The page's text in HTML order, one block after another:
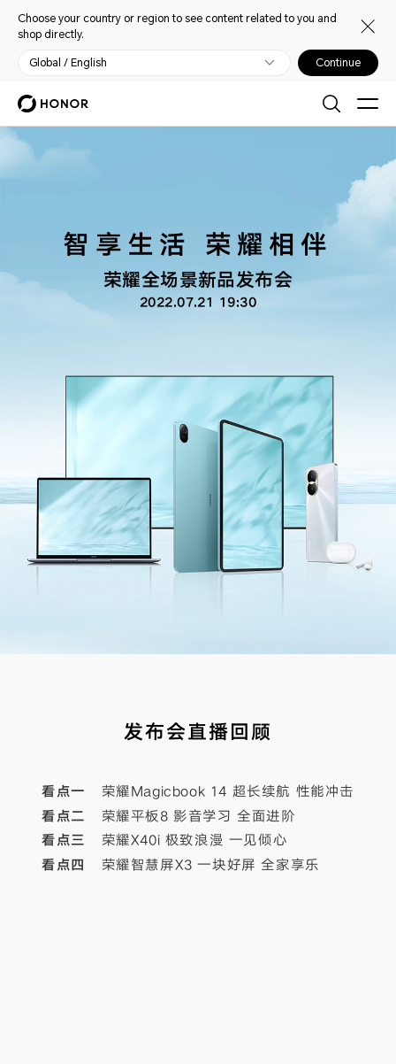
Choose your country or region to see content related to you and
shop directly.
Global / English Continue
智享生活 荣耀相伴
荣耀全场景新品发布会
2022.07.21 19:30
发布会直播回顾
看点一
荣耀Magicbook 14 超长续航 性能冲击
看点二
荣耀平板8 影音学习 全面进阶
看点三
荣耀X40i 极致浪漫 一见倾心
看点四
荣耀智慧屏X3 一块好屏 全家享乐